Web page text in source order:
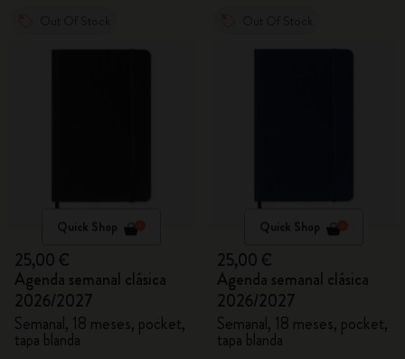
Quick Shop
25,00 €
Agenda semanal clásica
2026/2027
Semanal, 18 meses, pocket,
tapa blanda
Quick Shop
25,00 €
Agenda semanal clásica
2026/2027
Semanal, 18 meses, pocket,
tapa blanda